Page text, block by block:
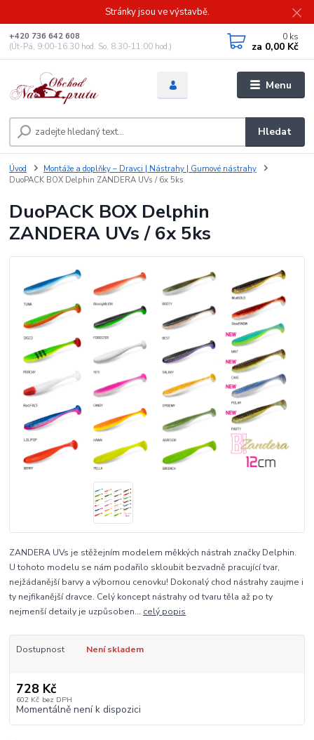
Stránky jsou ve výstavbě.
Menu
Hledat
+420 736 642 608
(Út-Pá, 9:00-16.30 hod. So, 8.30-11:00 hod.)
0 ks
za 0,00 Kč
Úvod
Montáže a doplňky – Dravci | Nástrahy | Gumové nástrahy
DuoPACK BOX Delphin ZANDERA UVs / 6x 5ks
DuoPACK BOX Delphin
ZANDERA UVs / 6x 5ks
ZANDERA UVs je stěžejním modelem měkkých nástrah značky Delphin.
U tohoto modelu se nám podařilo skloubit bezvadně pracující tvar,
nejžádanější barvy a výbornou cenovku! Dokonalý chod nástrahy zaujme i
ty nejfikanější dravce. Celý koncept nástrahy od tvaru těla až po ty
nejmenší detaily je uzpůsoben... celý popis
Dostupnost Není skladem
728 Kč
602 Kč bez DPH
Momentálně není k dispozici